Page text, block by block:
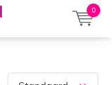
0